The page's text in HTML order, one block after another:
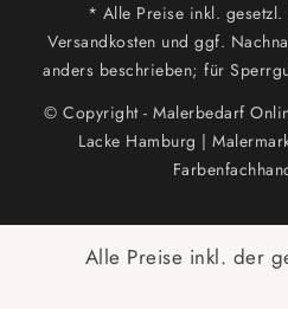
* Alle Preise inkl. gesetzl.
Versandkosten und ggf.
anders beschrieben; für
© Copyright - Malerbedarf
Lacke Hamburg |
Alle Preise inkl. der